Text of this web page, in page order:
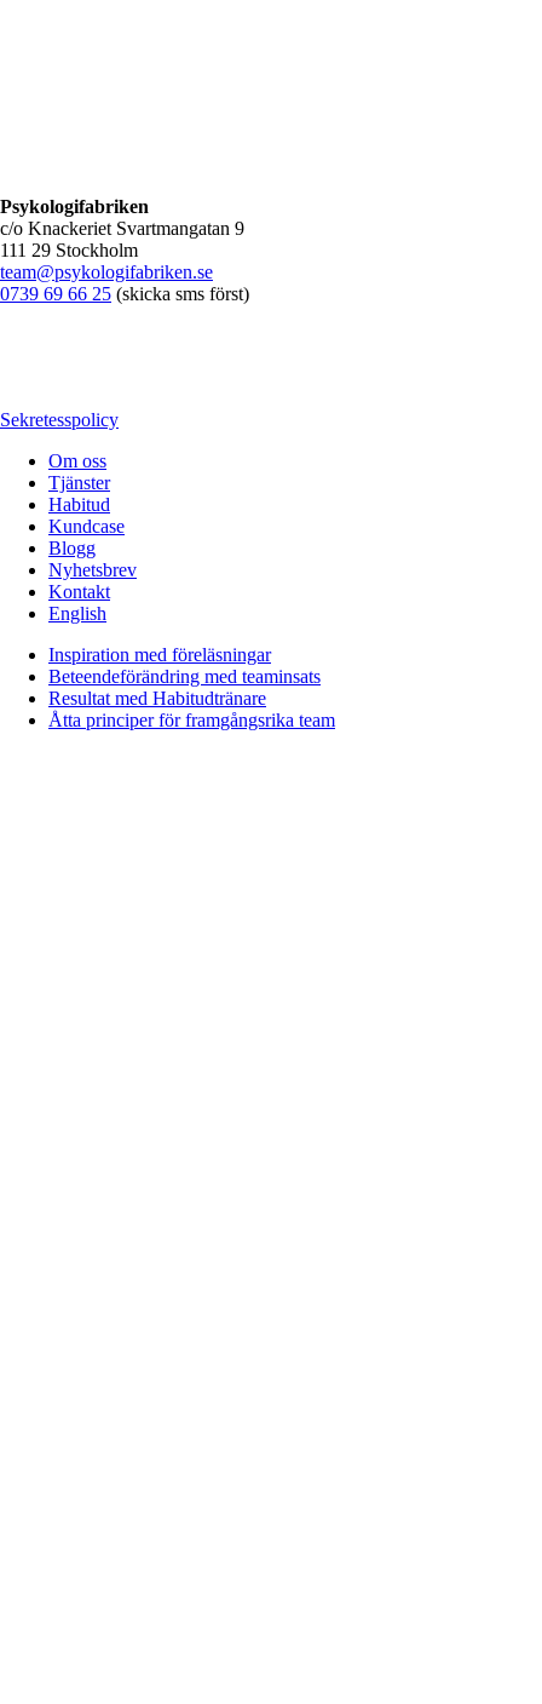
Psykologifabriken
c/o Knackeriet Svartmangatan 9
111 29 Stockholm
team@psykologifabriken.se
0739 69 66 25 (skicka sms först)
Sekretesspolicy
Om oss
Tjänster
Habitud
Kundcase
Blogg
Nyhetsbrev
Kontakt
English
Inspiration med föreläsningar
Beteendeförändring med teaminsats
Resultat med Habitudtränare
Åtta principer för framgångsrika team